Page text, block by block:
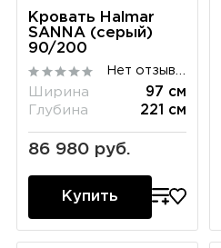
Кровать Halmar
SANNA (серый)
90/200
Ширина
97 см
Глубина
221 см
86 980 руб.
Купить